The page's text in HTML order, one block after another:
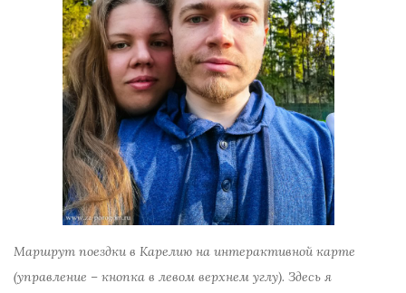
Маршрут поездки в Карелию на интерактивной карте
(управление – кнопка в левом верхнем углу). Здесь я